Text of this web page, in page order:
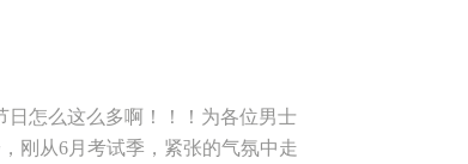
妈妈讲讲产前备产过程中，需要注
参与对象：准妈妈们均可参加 课
地址：桃园南路29号锦园小区会
路、251路、 公交站名：锦园小区
怎么这么多啊！！！为各位男士
刚从6月考试季，紧张的气氛中走